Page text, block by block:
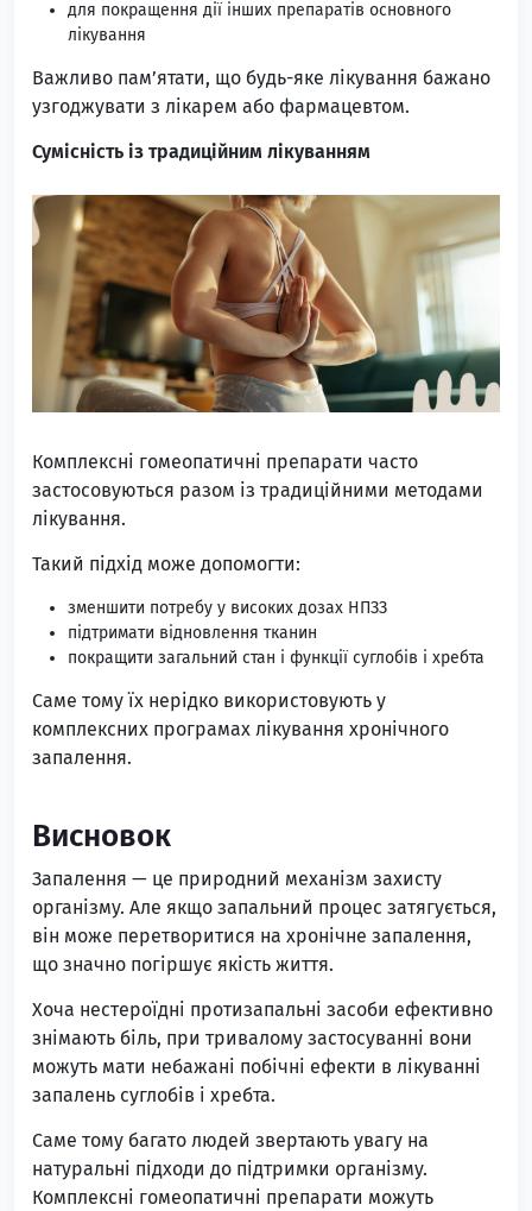
для покращення дії інших препаратів основного
лікування
Важливо пам’ятати, що будь-яке лікування бажано
узгоджувати з лікарем або фармацевтом.
Сумісність із традиційним лікуванням
Комплексні гомеопатичні препарати часто
застосовуються разом із традиційними методами
лікування.
Такий підхід може допомогти:
зменшити потребу у високих дозах НПЗЗ
підтримати відновлення тканин
покращити загальний стан і функції суглобів і хребта
Саме тому їх нерідко використовують у
комплексних програмах лікування хронічного
запалення.
Висновок
Запалення — це природний механізм захисту
організму. Але якщо запальний процес затягується,
він може перетворитися на хронічне запалення,
що значно погіршує якість життя.
Хоча нестероїдні протизапальні засоби ефективно
знімають біль, при тривалому застосуванні вони
можуть мати небажані побічні ефекти в лікуванні
запалень суглобів і хребта.
Саме тому багато людей звертають увагу на
натуральні підходи до підтримки організму.
Комплексні гомеопатичні препарати можуть